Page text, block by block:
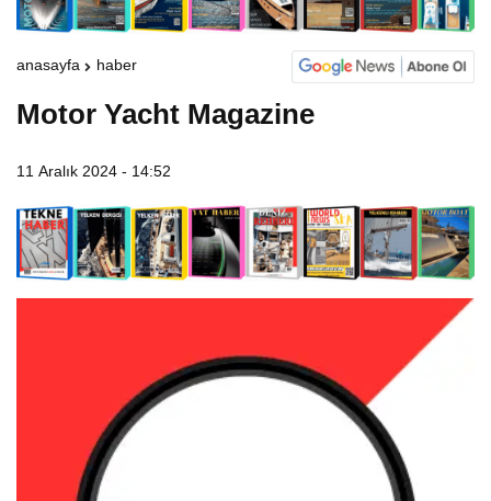
anasayfa haber
Motor Yacht Magazine
11 Aralık 2024 - 14:52